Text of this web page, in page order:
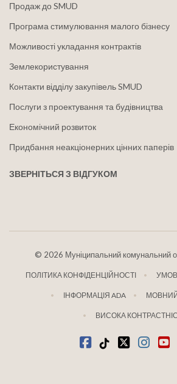
Продаж до SMUD
Програма стимулювання малого бізнесу
Можливості укладання контрактів
Землекористування
Контакти відділу закупівель SMUD
Послуги з проектування та будівництва
Економічний розвиток
Придбання неакціонерних цінних паперів
ЗВЕРНІТЬСЯ З ВІДГУКОМ
© 2026 Муніципальний комунальний
ПОЛІТИКА КОНФІДЕНЦІЙНОСТІ
ІНФОРМАЦІЯ ADA
ВИСОКА
Facebook
Tiktokтвіттер